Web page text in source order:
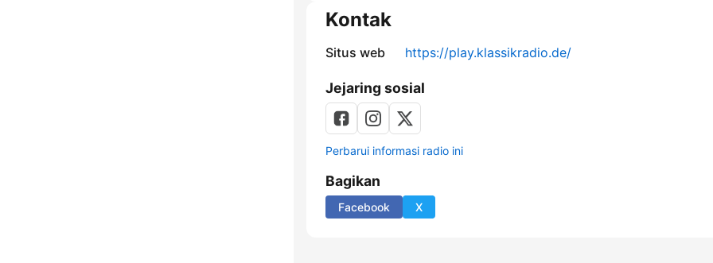
Kontak
Situs web https://play.klassikradio.de/
Jejaring sosial
Perbarui informasi radio ini
Bagikan
Facebook X